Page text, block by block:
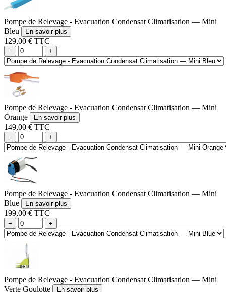
Pompe de Relevage - Evacuation Condensat Climatisation — Mini
Bleu
En savoir plus
129,00 € TTC
− +
Pompe de Relevage - Evacuation Condensat Climatisation — Mini
Orange
En savoir plus
149,00 € TTC
− +
Pompe de Relevage - Evacuation Condensat Climatisation — Mini
Blue
En savoir plus
199,00 € TTC
− +
Pompe de Relevage - Evacuation Condensat Climatisation — Mini
Verte Goulotte
En savoir plus